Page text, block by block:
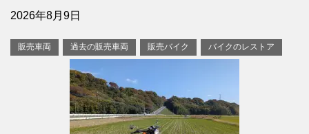
2026年8月9日
販売車両 過去の販売車両 販売バイク バイクのレストア